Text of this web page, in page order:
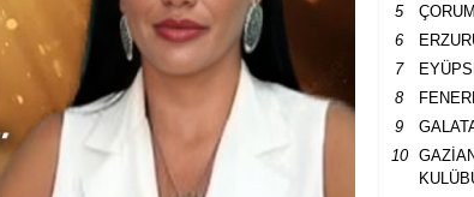
5
ÇORUM
6
7
8
9
10